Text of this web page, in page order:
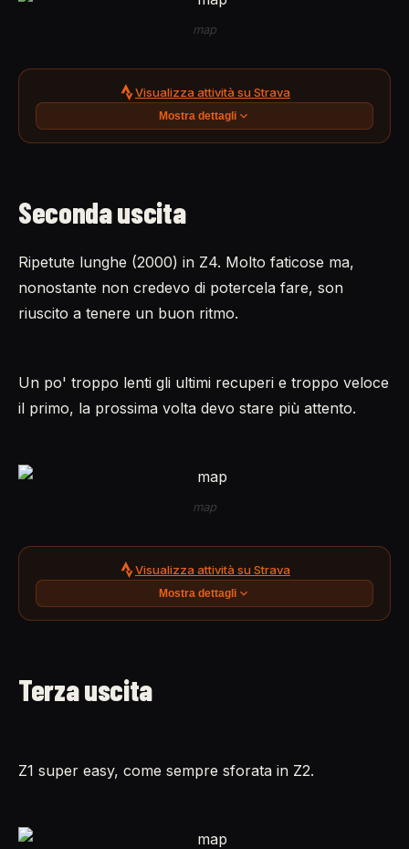
map
Visualizza attività su Strava
Mostra dettagli
Seconda uscita
Ripetute lunghe (2000) in Z4. Molto faticose ma,
nonostante non credevo di potercela fare, son
riuscito a tenere un buon ritmo.
Un po' troppo lenti gli ultimi recuperi e troppo veloce
il primo, la prossima volta devo stare più attento.
map
Visualizza attività su Strava
Mostra dettagli
Terza uscita
Z1 super easy, come sempre sforata in Z2.